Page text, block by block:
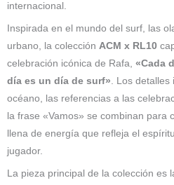
internacional.
Inspirada en el mundo del surf, las
urbano, la colección ACM x RL10
celebración icónica de Rafa, «Cada
día es un día de surf». Los detalles
océano, las referencias a las
la frase «Vamos» se combinan para
llena de energía que refleja el
jugador.
La pieza principal de la colección es